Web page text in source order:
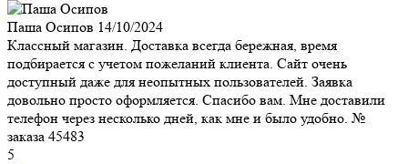
Паша Осипов 14/10/2024
Классный магазин. Доставка всегда бережная, время
подбирается с учетом пожеланий клиента. Сайт очень
доступный даже для неопытных пользователей. Заявка
довольно просто оформляется. Спасибо вам. Мне доставили
телефон через несколько дней, как мне и было удобно. №
заказа 45483
5